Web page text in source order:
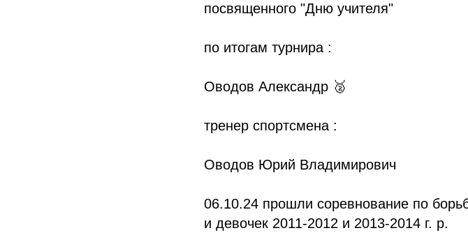
посвященного "Дню учителя"
по итогам турнира :
Оводов Александр 🥈
тренер спортсмена :
Оводов Юрий Владимирович
06.10.24 прошли соревнование по
и девочек 2011-2012 и 2013-2014 г. р.